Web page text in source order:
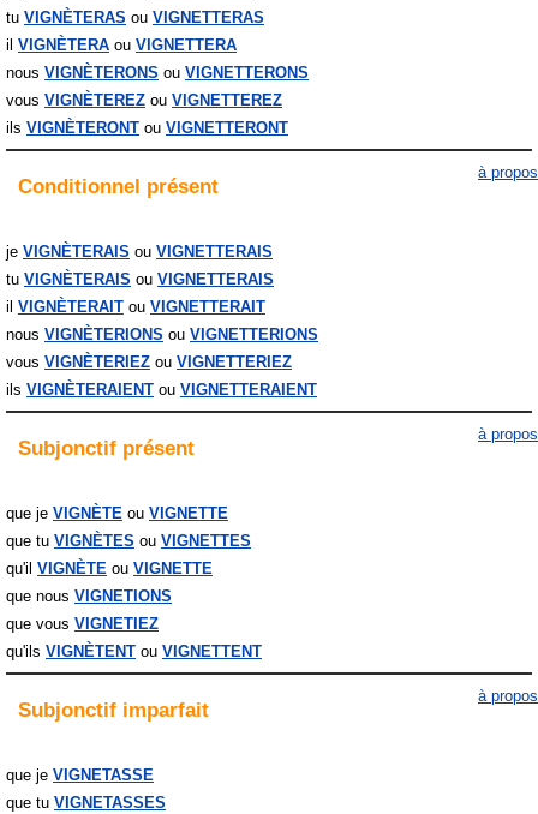
tu VIGNÈTERAS
VIGNETTERAS
il VIGNÈTERA
VIGNETTERA
nous VIGNÈTERONS
VIGNETTERONS
vous VIGNÈTEREZ
VIGNETTEREZ
ils VIGNÈTERONT VIGNETTERONT
Conditionnel présent
à propos
je VIGNÈTERAIS
VIGNETTERAIS
tu VIGNÈTERAIS
VIGNETTERAIS
il VIGNÈTERAIT
VIGNETTERAIT
nous VIGNÈTERIONS
VIGNETTERIONS
vous VIGNÈTERIEZ
VIGNETTERIEZ
ils VIGNÈTERAIENT VIGNETTERAIENT
Subjonctif présent
à propos
que je VIGNÈTE
VIGNETTE
que tu VIGNÈTES
VIGNETTES
qu'il VIGNÈTE
VIGNETTE
que nous VIGNETIONS
que vous VIGNETIEZ
qu'ils VIGNÈTENT VIGNETTENT
Subjonctif imparfait
à propos
que je VIGNETASSE
que tu VIGNETASSES